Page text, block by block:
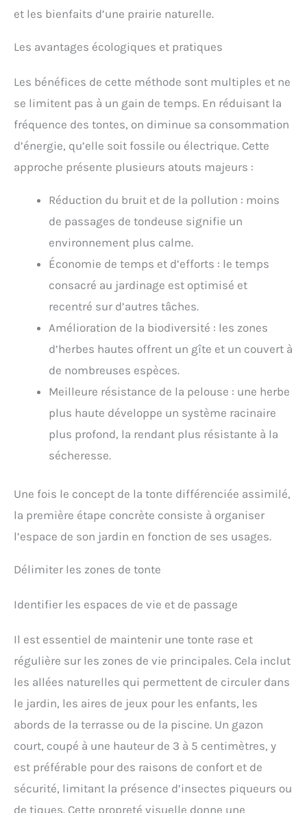
et les bienfaits d’une prairie naturelle.
Les avantages écologiques et pratiques
Les bénéfices de cette méthode sont multiples et ne
se limitent pas à un gain de temps. En réduisant la
fréquence des tontes, on diminue sa consommation
d’énergie, qu’elle soit fossile ou électrique. Cette
approche présente plusieurs atouts majeurs :
Réduction du bruit et de la pollution : moins
de passages de tondeuse signifie un
environnement plus calme.
Économie de temps et d’efforts : le temps
consacré au jardinage est optimisé et
recentré sur d’autres tâches.
Amélioration de la biodiversité : les zones
d’herbes hautes offrent un gîte et un couvert à
de nombreuses espèces.
Meilleure résistance de la pelouse : une herbe
plus haute développe un système racinaire
plus profond, la rendant plus résistante à la
sécheresse.
Une fois le concept de la tonte différenciée assimilé,
la première étape concrète consiste à organiser
l’espace de son jardin en fonction de ses usages.
Délimiter les zones de tonte
Identifier les espaces de vie et de passage
Il est essentiel de maintenir une tonte rase et
régulière sur les zones de vie principales. Cela inclut
les allées naturelles qui permettent de circuler dans
le jardin, les aires de jeux pour les enfants, les
abords de la terrasse ou de la piscine. Un gazon
court, coupé à une hauteur de 3 à 5 centimètres, y
est préférable pour des raisons de confort et de
sécurité, limitant la présence d’insectes piqueurs ou
de tiques. Cette propreté visuelle donne une